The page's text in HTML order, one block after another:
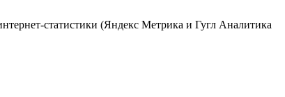
статистики (Яндекс Метрика и Гугл Аналитика